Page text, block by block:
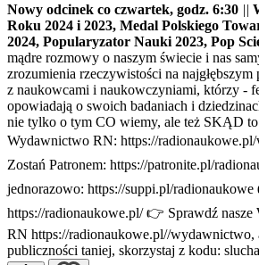
Nowy odcinek co czwartek, godz. 6:30 ||
Roku 2024 i 2023, Medal Polskiego
2024, Popularyzator Nauki 2023, Pop
mądre rozmowy o naszym świecie i nas
zrozumienia rzeczywistości na
z naukowcami i naukowczyniami, którzy -
opowiadają o swoich badaniach i
nie tylko o tym CO wiemy, ale też SKĄD
Wydawnictwo RN: https://
Zostań Patronem: https://patronite.pl/
jednorazowo: https://suppi.pl/
https://radionaukowe.pl/ 👉 Sprawdź
RN https://radionaukowe.pl//wydawnictwo,
publiczności taniej, skorzystaj z kodu: